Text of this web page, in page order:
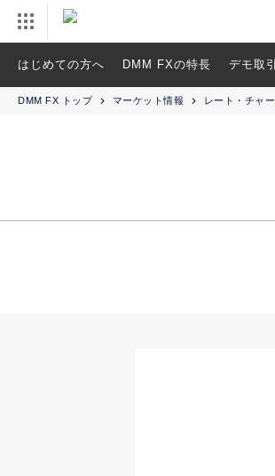
はじめての方へ DMM FXの特長 デモ取引
DMM FX トップ マーケット情報 レート・チャー